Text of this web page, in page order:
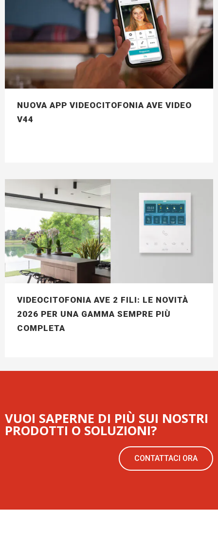
NUOVA APP VIDEOCITOFONIA AVE VIDEO
V44
VIDEOCITOFONIA AVE 2 FILI: LE NOVITÀ
2026 PER UNA GAMMA SEMPRE PIÙ
COMPLETA
VUOI SAPERNE DI PIÙ SUI NOSTRI
PRODOTTI O SOLUZIONI?
CONTATTACI ORA